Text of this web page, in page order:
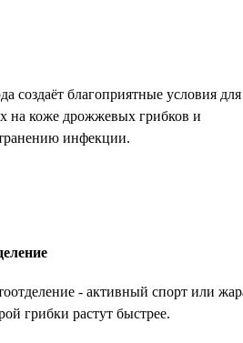
создаёт благоприятные условия для
на коже дрожжевых грибков и
инфекции.
- активный спорт или
грибки растут быстрее.